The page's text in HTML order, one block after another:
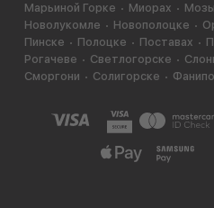
Марьиной Горке
Миорах
Новолукомле
Новополоцке
Пинске
Полоцке Поставах
Рогачеве
Светлогорске
Сморгони
Солигорске